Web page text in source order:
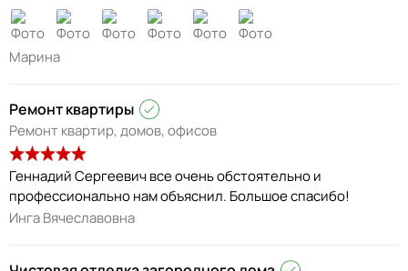
Марина
Ремонт квартиры
Ремонт квартир, домов, офисов
Геннадий Сергеевич все очень обстоятельно и
профессионально нам объяснил. Большое спасибо!
Инга Вячеславовна